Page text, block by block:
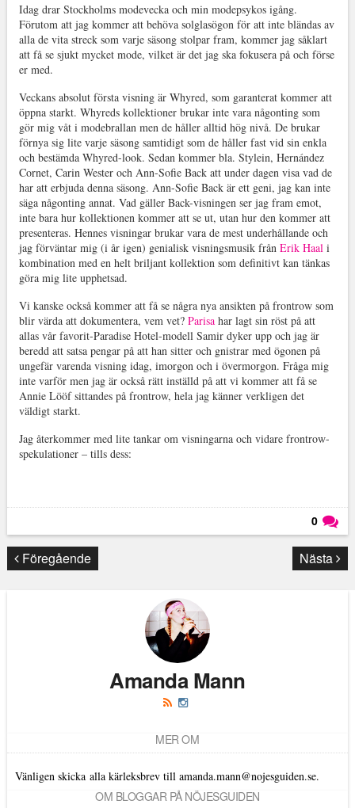
Idag drar Stockholms modevecka och min modepsykos igång.
Förutom att jag kommer att behöva solglasögon för att inte bländas av
alla de vita streck som varje säsong stolpar fram, kommer jag såklart
att få se sjukt mycket mode, vilket är det jag ska fokusera på och förse
er med.
Veckans absolut första visning är Whyred, som garanterat kommer att
öppna starkt. Whyreds kollektioner brukar inte vara någonting som
gör mig våt i modebrallan men de håller alltid hög nivå. De brukar
förnya sig lite varje säsong samtidigt som de håller fast vid sin enkla
och bestämda Whyred-look. Sedan kommer bla. Stylein, Hernández
Cornet, Carin Wester och Ann-Sofie Back att under dagen visa vad de
har att erbjuda denna säsong. Ann-Sofie Back är ett geni, jag kan inte
säga någonting annat. Vad gäller Back-visningen ser jag fram emot,
inte bara hur kollektionen kommer att se ut, utan hur den kommer att
presenteras. Hennes visningar brukar vara de mest underhållande och
jag förväntar mig (i år igen) genialisk visningsmusik från Erik Haali
kombination med en helt briljant kollektion som definitivt kan tänkas
göra mig lite upphetsad.
Vi kanske också kommer att få se några nya ansikten på frontrow som
blir värda att dokumentera, vem vet? Parisahar lagt sin röst på att
allas vår favorit-Paradise Hotel-modell Samir dyker upp och jag är
beredd att satsa pengar på att han sitter och gnistrar med ögonen på
ungefär varenda visning idag, imorgon och i övermorgon. Fråga mig
inte varför men jag är också rätt inställd på att vi kommer att få se
Annie Lööf sittandes på frontrow, hela jag känner verkligen det
väldigt starkt.
Jag återkommer med lite tankar om visningarna och vidare frontrow-
spekulationer – tills dess:
0
Läs kommentarer (0)
Föregående Nästa
Amanda Mann
MER OM
Vänligen skicka alla kärleksbrev till amanda.mann@nojesguiden.se.
OM BLOGGAR PÅ NÖJESGUIDEN